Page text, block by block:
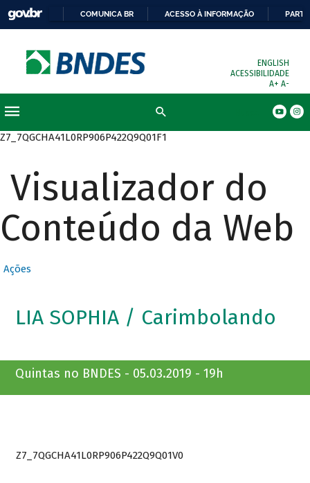
COMUNICA BR ACESSO À INFORMAÇÃO
ENGLISH
ACESSIBILIDADE
A+ A-
Z7_7QGCHA41L0RP906P422Q9Q01F1
Visualizador do
Conteúdo da Web
Ações
LIA SOPHIA / Carimbolando
Quintas no BNDES - 05.03.2019 - 19h
Z7_7QGCHA41L0RP906P422Q9Q01V0